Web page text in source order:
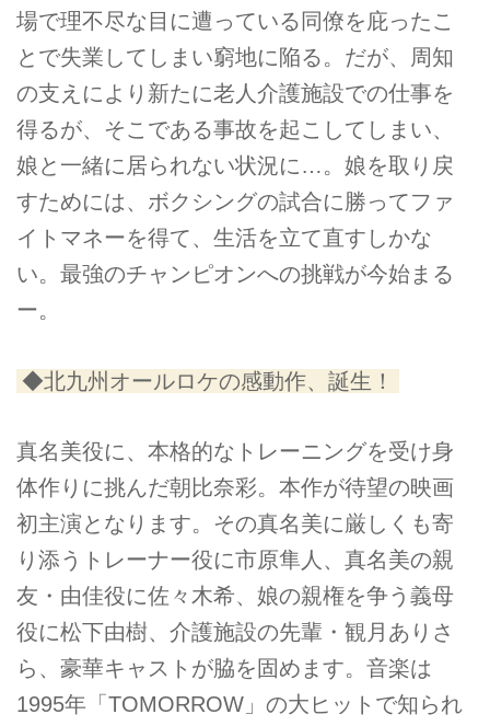
場で理不尽な目に遭っている同僚を庇ったこ
とで失業してしまい窮地に陥る。だが、周知
の支えにより新たに老人介護施設での仕事を
得るが、そこである事故を起こしてしまい、
娘と一緒に居られない状況に…。娘を取り戻
すためには、ボクシングの試合に勝ってファ
イトマネーを得て、生活を立て直すしかな
い。最強のチャンピオンへの挑戦が今始まる
ー。
◆北九州オールロケの感動作、誕生！
真名美役に、本格的なトレーニングを受け身
体作りに挑んだ朝比奈彩。本作が待望の映画
初主演となります。その真名美に厳しくも寄
り添うトレーナー役に市原隼人、真名美の親
友・由佳役に佐々木希、娘の親権を争う義母
役に松下由樹、介護施設の先輩・観月ありさ
ら、豪華キャストが脇を固めます。音楽は
1995年「TOMORROW」の大ヒットで知られ